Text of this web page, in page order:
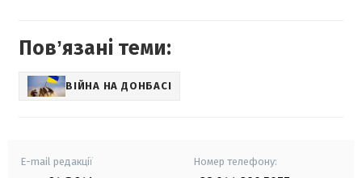
Повʼязані теми:
ВІЙНА НА ДОНБАСІ
E-mail редакції Номер телефону: